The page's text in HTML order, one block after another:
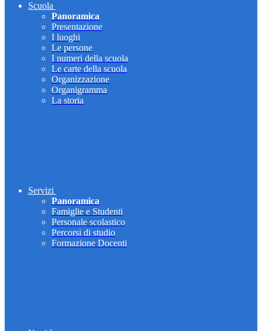
Scuola
Panoramica
Presentazione
I luoghi
Le persone
I numeri della scuola
Le carte della scuola
Organizzazione
Organigramma
La storia
Servizi
Panoramica
Famiglie e Studenti
Personale scolastico
Percorsi di studio
Formazione Docenti